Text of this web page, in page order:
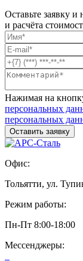
Оставьте заявку
и расчёта
Нажимая на
персональных
персональных
Офис:
Тольятти, ул.
Режим работы:
Пн-Пт 8:00-18:00
Мессенджеры: